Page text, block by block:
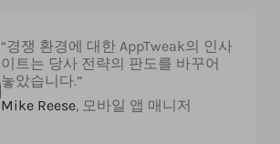
“경쟁 환경에 대한 AppTweak의 인사
이트는 당사 전략의 판도를 바꾸어
놓았습니다.”
Mike Reese, 모바일 앱 매니저